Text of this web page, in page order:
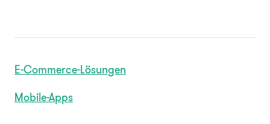
E-Commerce-Lösungen
Mobile-Apps